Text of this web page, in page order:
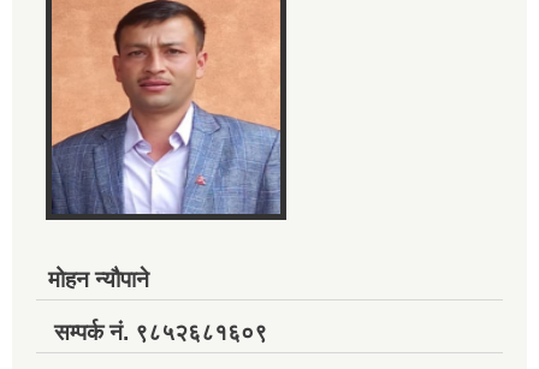
मोहन न्यौपाने
सम्पर्क नं. ९८५२६८१६०९